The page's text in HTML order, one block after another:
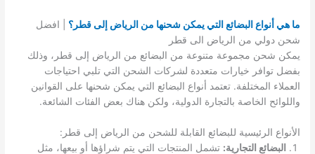
ما هي أنواع البضائع التي يمكن شحنها من الرياض إلى قطر؟ | افضل
شحن دولي من الرياض الى قطر
يمكن شحن مجموعة متنوعة من البضائع من الرياض إلى قطر، وذلك
بفضل توافر خيارات متعددة لشركات الشحن التي تلبي احتياجات
العملاء المختلفة. تعتمد أنواع البضائع التي يمكن شحنها على القوانين
واللوائح الخاصة بالتجارة الدولية، ولكن هناك بعض الفئات الشائعة.
الأنواع الرئيسية للبضائع القابلة للشحن من الرياض إلى قطر:
البضائع التجارية: تشمل المنتجات التي يتم شراؤها أو بيعها، مثل